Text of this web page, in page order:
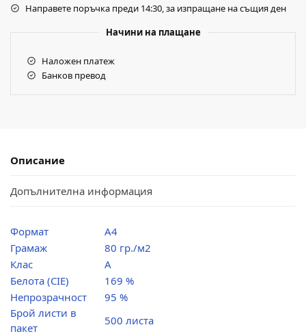
Направете поръчка преди 14:30, за изпращане на същия ден
Начини на плащане
Наложен платеж
Банков превод
Описание
Допълнителна информация
Формат
А4
Грамаж
80 гр./м2
Клас
A
Белота (CIE)
169 %
Непрозрачност
95 %
Брой листи в
пакет
500 листа